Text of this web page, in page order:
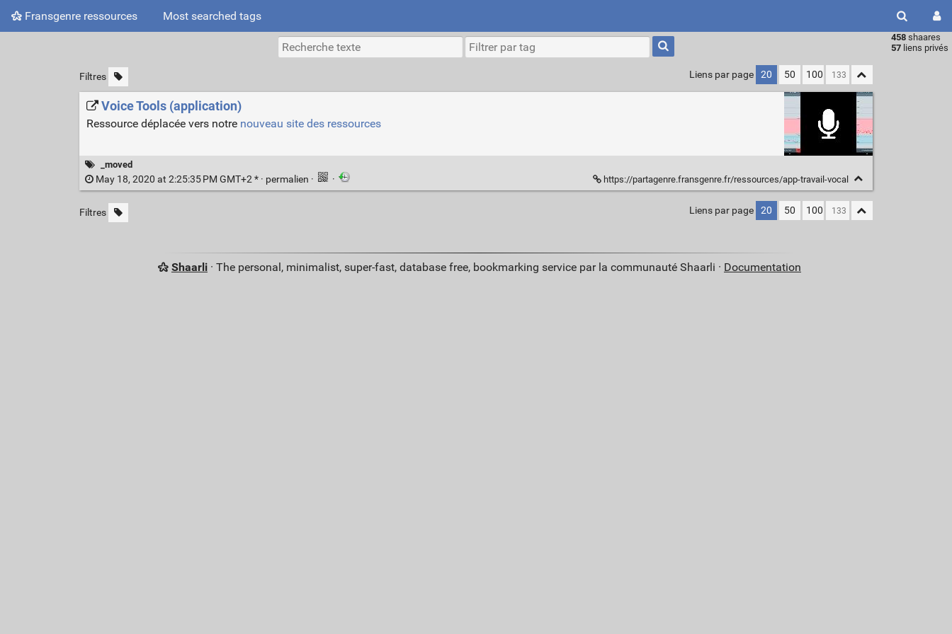
Fransgenre ressources Most searched tags
458 shaares
57 liens privés
Type 1 or
more
characters
results.
Filtres Liens par page 20 50 100
Voice Tools (application)
Ressource déplacée vers notre nouveau site des ressources
_moved
May 18, 2020 at 2:25:35 PM GMT+2 * · permalien · · https://partagenre.fransgenre.fr/ressources/app-travail-vocal
Filtres Liens par page 20 50 100
Shaarli· The personal, minimalist, super-fast, database free, bookmarking service par la communauté Shaarli · Documentation